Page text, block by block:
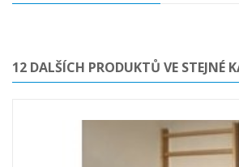
12 DALŠÍCH PRODUKTŮ VE STEJNÉ